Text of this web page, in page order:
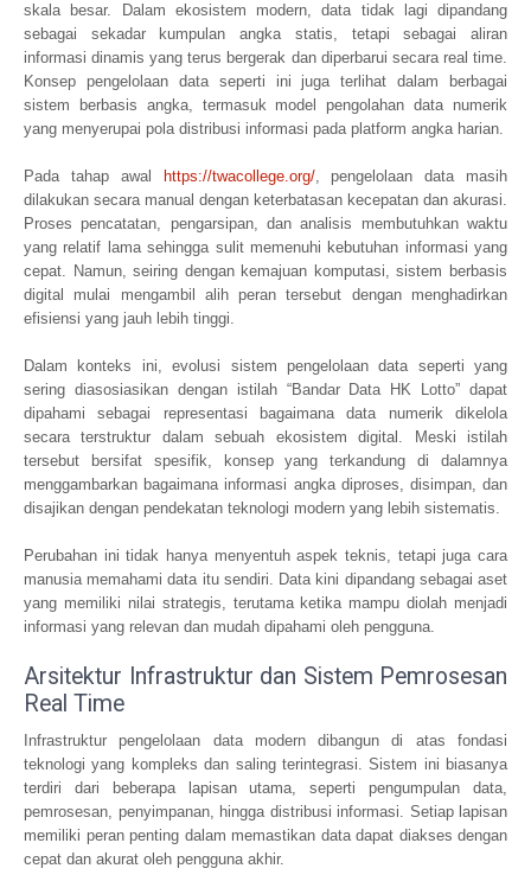
skala besar. Dalam ekosistem modern, data tidak lagi dipandang
sebagai sekadar kumpulan angka statis, tetapi sebagai aliran
informasi dinamis yang terus bergerak dan diperbarui secara real time.
Konsep pengelolaan data seperti ini juga terlihat dalam berbagai
sistem berbasis angka, termasuk model pengolahan data numerik
yang menyerupai pola distribusi informasi pada platform angka harian.
Pada tahap awal https://twacollege.org/, pengelolaan data masih
dilakukan secara manual dengan keterbatasan kecepatan dan akurasi.
Proses pencatatan, pengarsipan, dan analisis membutuhkan waktu
yang relatif lama sehingga sulit memenuhi kebutuhan informasi yang
cepat. Namun, seiring dengan kemajuan komputasi, sistem berbasis
digital mulai mengambil alih peran tersebut dengan menghadirkan
efisiensi yang jauh lebih tinggi.
Dalam konteks ini, evolusi sistem pengelolaan data seperti yang
sering diasosiasikan dengan istilah “Bandar Data HK Lotto” dapat
dipahami sebagai representasi bagaimana data numerik dikelola
secara terstruktur dalam sebuah ekosistem digital. Meski istilah
tersebut bersifat spesifik, konsep yang terkandung di dalamnya
menggambarkan bagaimana informasi angka diproses, disimpan, dan
disajikan dengan pendekatan teknologi modern yang lebih sistematis.
Perubahan ini tidak hanya menyentuh aspek teknis, tetapi juga cara
manusia memahami data itu sendiri. Data kini dipandang sebagai aset
yang memiliki nilai strategis, terutama ketika mampu diolah menjadi
informasi yang relevan dan mudah dipahami oleh pengguna.
Arsitektur Infrastruktur dan Sistem Pemrosesan
Real Time
Infrastruktur pengelolaan data modern dibangun di atas fondasi
teknologi yang kompleks dan saling terintegrasi. Sistem ini biasanya
terdiri dari beberapa lapisan utama, seperti pengumpulan data,
pemrosesan, penyimpanan, hingga distribusi informasi. Setiap lapisan
memiliki peran penting dalam memastikan data dapat diakses dengan
cepat dan akurat oleh pengguna akhir.